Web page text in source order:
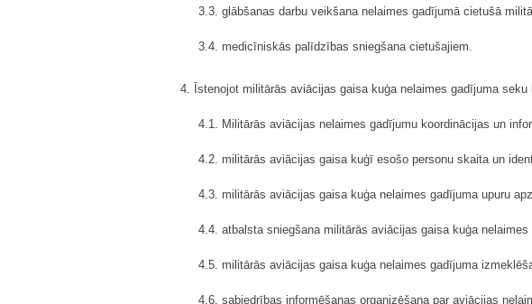
3.3. glābšanas darbu veikšana nelaimes gadījumā cietušā
3.4. medicīniskās palīdzības sniegšana cietušajiem.
4. Īstenojot militārās aviācijas gaisa kuģa nelaimes gadījuma
4.1. Militārās aviācijas nelaimes gadījumu koordinācijas un
4.2. militārās aviācijas gaisa kuģī esošo personu skaita un
4.3. militārās aviācijas gaisa kuģa nelaimes gadījuma upuru
4.4. atbalsta sniegšana militārās aviācijas gaisa kuģa
4.5. militārās aviācijas gaisa kuģa nelaimes gadījuma
4.6. sabiedrības informēšanas organizēšana par aviācijas